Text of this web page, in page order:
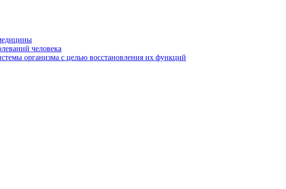
человека
организма с целью восстановления их функций